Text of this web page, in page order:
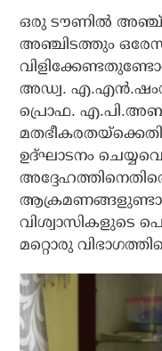
ഒരു ടൗണില്‍ അഞ്ച്
അഞ്ചിടത്തും
അഡ്വ.
പ്രൊഫ.
ഉദ്ഘാടനം
വിശ്വാസികളുടെ
മറ്റൊരു